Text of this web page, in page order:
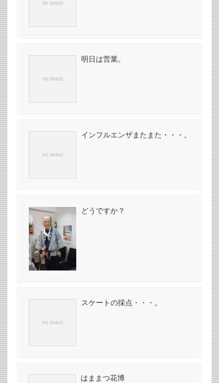
明日は営業。
インフルエンザまたまた・・・。
どうですか？
スケートの採点・・・。
はままつ花博